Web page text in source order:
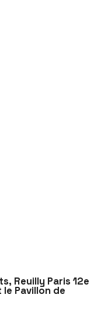
Reuilly Paris 12e
Pavillon de